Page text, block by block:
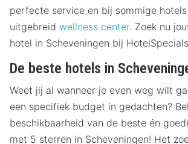
perfecte service en bij sommige
uitgebreid wellness center. Zoek nu
hotel in Scheveningen bij
De beste hotels in
Weet jij al wanneer je even weg wilt
een specifiek budget in gedachten?
beschikbaarheid van de beste én
met 5 sterren in Scheveningen! Het